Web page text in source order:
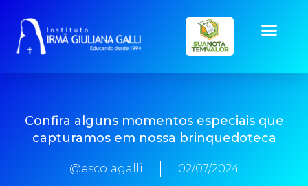
Confira alguns momentos especiais que
capturamos em nossa brinquedoteca
@escolagalli 02/07/2024